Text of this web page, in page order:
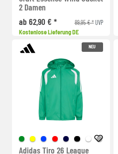
2 Damen
ab 62,90 € *
89,95 € *UVP
Kostenlose Lieferung DE
NEU
Adidas Tiro 26 League